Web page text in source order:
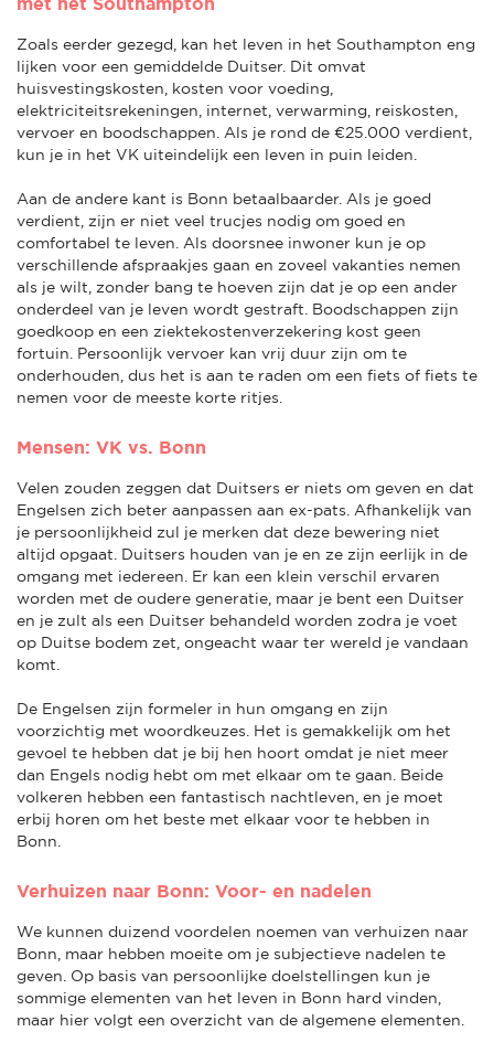
Zoals eerder gezegd, kan het leven in het Southampton eng
lijken voor een gemiddelde Duitser. Dit omvat
huisvestingskosten, kosten voor voeding,
elektriciteitsrekeningen, internet, verwarming, reiskosten,
vervoer en boodschappen. Als je rond de €25.000 verdient,
kun je in het VK uiteindelijk een leven in puin leiden.
Aan de andere kant is Bonn betaalbaarder. Als je goed
verdient, zijn er niet veel trucjes nodig om goed en
comfortabel te leven. Als doorsnee inwoner kun je op
verschillende afspraakjes gaan en zoveel vakanties nemen
als je wilt, zonder bang te hoeven zijn dat je op een ander
onderdeel van je leven wordt gestraft. Boodschappen zijn
goedkoop en een ziektekostenverzekering kost geen
fortuin. Persoonlijk vervoer kan vrij duur zijn om te
onderhouden, dus het is aan te raden om een fiets of fiets te
nemen voor de meeste korte ritjes.
Mensen: VK vs. Bonn
Velen zouden zeggen dat Duitsers er niets om geven en dat
Engelsen zich beter aanpassen aan ex-pats. Afhankelijk van
je persoonlijkheid zul je merken dat deze bewering niet
altijd opgaat. Duitsers houden van je en ze zijn eerlijk in de
omgang met iedereen. Er kan een klein verschil ervaren
worden met de oudere generatie, maar je bent een Duitser
en je zult als een Duitser behandeld worden zodra je voet
op Duitse bodem zet, ongeacht waar ter wereld je vandaan
komt.
De Engelsen zijn formeler in hun omgang en zijn
voorzichtig met woordkeuzes. Het is gemakkelijk om het
gevoel te hebben dat je bij hen hoort omdat je niet meer
dan Engels nodig hebt om met elkaar om te gaan. Beide
volkeren hebben een fantastisch nachtleven, en je moet
erbij horen om het beste met elkaar voor te hebben in
Bonn.
Verhuizen naar Bonn: Voor- en nadelen
We kunnen duizend voordelen noemen van verhuizen naar
Bonn, maar hebben moeite om je subjectieve nadelen te
geven. Op basis van persoonlijke doelstellingen kun je
sommige elementen van het leven in Bonn hard vinden,
maar hier volgt een overzicht van de algemene elementen.